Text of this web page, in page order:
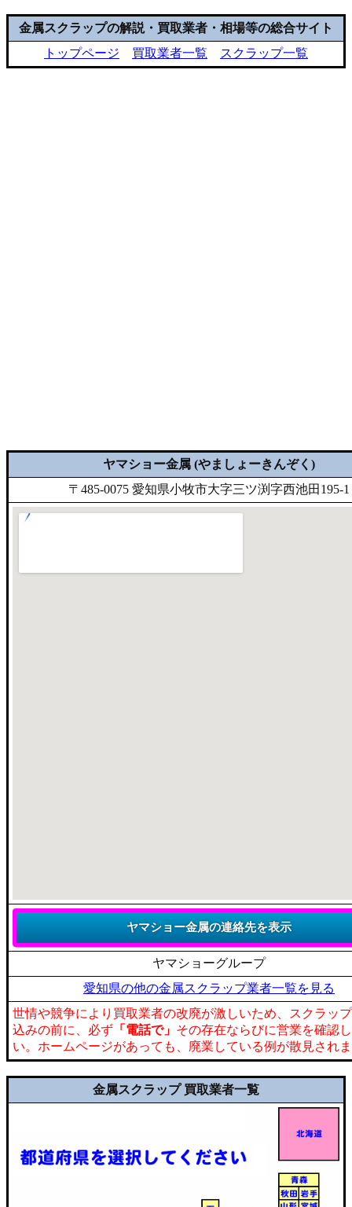
金属スクラップの解説・買取業者・相場等の総合サイト
トップページ
買取業者一覧 スクラップ一覧
ヤマショー金属 (やましょーきんぞく)
〒485-0075 愛知県小牧市大字三ツ渕字西池田195-1
ヤマショーグループ
愛知県の他の金属スクラップ業者一覧を見る
世情や競争により買取業者の改廃が激しいため、スクラッ
込みの前に、必ず 「電話で」 その存在ならびに営業を確認
い。ホームページがあっても、廃業している例が散見され
金属スクラップ 買取業者一覧